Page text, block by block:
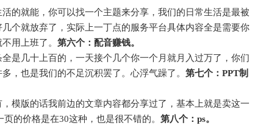
的就能，你可以找一个主题来分享，我们的日常生活是最被
个就放弃了，实际上一丁点的服务平台具体内容全是需要你
用上班了。 第六个：配音赚钱。
是几十上百的，一天接个几个你一个月就月入过万了，你们
，也是我们的不足沉积罢了。心浮气躁了。 第七个：PPT制
模版的话我前边的文章内容都分享过了，基本上就是卖这一
的价格是在30这种，也是很不错的。 第八个：ps。